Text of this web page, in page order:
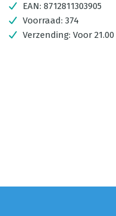
EAN: 8712811303905
Voorraad: 374
Verzending: Voor